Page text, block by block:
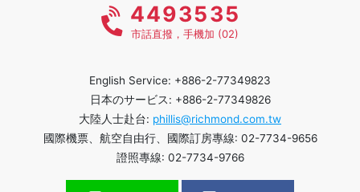
4493535
市話直撥，手機加 (02)
English Service: +886-2-77349823
日本のサービス: +886-2-77349826
大陸人士赴台: phillis@richmond.com.tw
國際機票、航空自由行、國際訂房專線: 02-7734-9656
證照專線: 02-7734-9766